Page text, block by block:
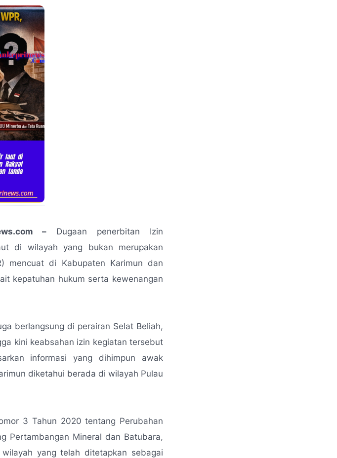
– Dugaan penerbitan Izin
di wilayah yang bukan merupakan
mencuat di Kabupaten Karimun dan
kepatuhan hukum serta kewenangan
berlangsung di perairan Selat Beliah,
kini keabsahan izin kegiatan tersebut
informasi yang dihimpun awak
diketahui berada di wilayah Pulau
3 Tahun 2020 tentang Perubahan
Pertambangan Mineral dan Batubara,
yang telah ditetapkan sebagai